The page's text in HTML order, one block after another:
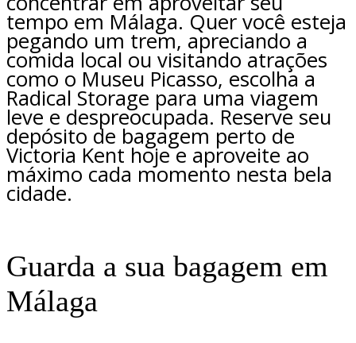
tempo em Málaga. Quer você esteja
pegando um trem, apreciando a
comida local ou visitando atrações
como o Museu Picasso, escolha a
Radical Storage para uma viagem
leve e despreocupada. Reserve seu
depósito de bagagem perto de
Victoria Kent hoje e aproveite ao
máximo cada momento nesta bela
cidade.
Guarda a sua bagagem em
Málaga